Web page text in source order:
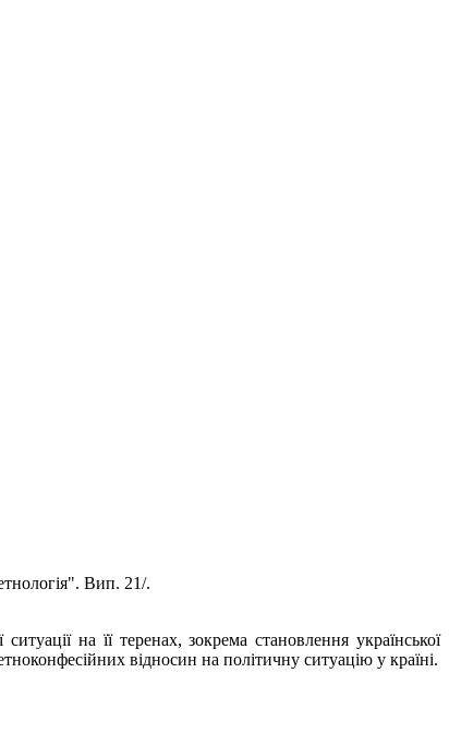
Вип. 21/.
на її теренах, зокрема становлення української
відносин на політичну ситуацію у країні.